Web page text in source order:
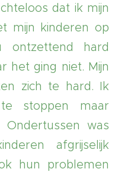
dat ik mijn
mijn kinderen op
hard
het ging niet. Mijn
zich te hard. Ik
stoppen maar
was
afgrijselijk
hun problemen